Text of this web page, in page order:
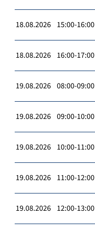
18.08.2026 15:00-16:00
18.08.2026 16:00-17:00
19.08.2026 08:00-09:00
19.08.2026 09:00-10:00
19.08.2026 10:00-11:00
19.08.2026 11:00-12:00
19.08.2026 12:00-13:00